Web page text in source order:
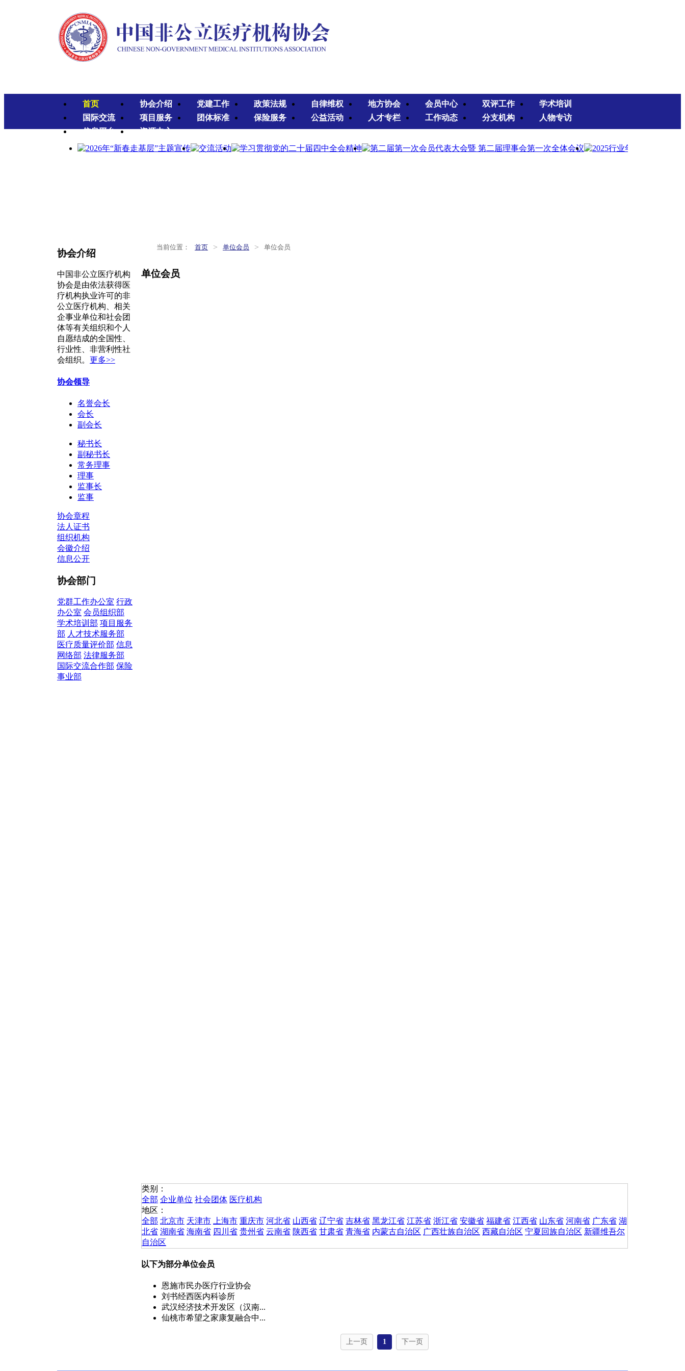
首页 协会介绍 党建工作 政策法规 自律维权 地方协会 会员中心 双评工作
学术培训
国际交流
项目服务 团体标准 保险服务 公益活动 人才专栏 工作动态 分支机构
人物专访
信息平台
资源中心
协会介绍
中国非公立医疗机构
协会是由依法获得医
疗机构执业许可的非
公立医疗机构、相关
企事业单位和社会团
体等有关组织和个人
自愿结成的全国性、
行业性、非营利性社
会组织。 更多>>
协会领导
名誉会长
会长
副会长
秘书长
副秘书长
常务理事
理事
监事长
监事
协会章程
法人证书
组织机构
会徽介绍
信息公开
协会部门
党群工作办公室 行政
办公室 会员组织部
学术培训部 项目服务
部 人才技术服务部
医疗质量评价部 信息
网络部 法律服务部
国际交流合作部 保险
事业部
当前位置： 首页 > 单位会员 > 单位会员
单位会员
类别：
全部 企业单位 社会团体 医疗机构
地区：
全部 北京市 天津市 上海市 重庆市 河北省 山西省 辽宁省 吉林省 黑龙江省 江苏省 浙江省 安徽省 福建省 江西省 山东省 河南省 广东省 湖
北省 湖南省 海南省 四川省 贵州省 云南省 陕西省 甘肃省 青海省 内蒙古自治区 广西壮族自治区 西藏自治区 宁夏回族自治区 新疆维吾尔
自治区
以下为部分单位会员
恩施市民办医疗行业协会
刘书经西医内科诊所
武汉经济技术开发区（汉南...
仙桃市希望之家康复融合中...
上一页 1 下一页